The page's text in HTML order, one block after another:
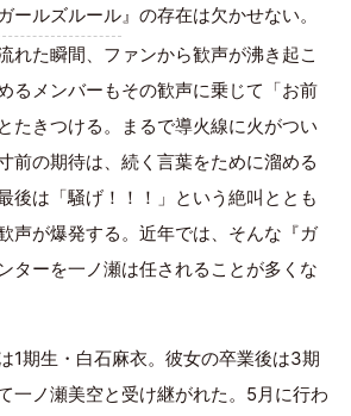
ガールズルール 』の存在は欠かせない。
れた瞬間、ファンから歓声が沸き起こ
るメンバーもその歓声に乗じて「お前
たきつける。まるで導火線に火がつい
前の期待は、続く言葉をために溜める
後は「騒げ！！！」という絶叫ととも
声が爆発する。近年では、そんな『ガ
ターを一ノ瀬は任されることが多くな
1期生・白石麻衣。彼女の卒業後は3期
一ノ瀬美空と受け継がれた。5月に行わ